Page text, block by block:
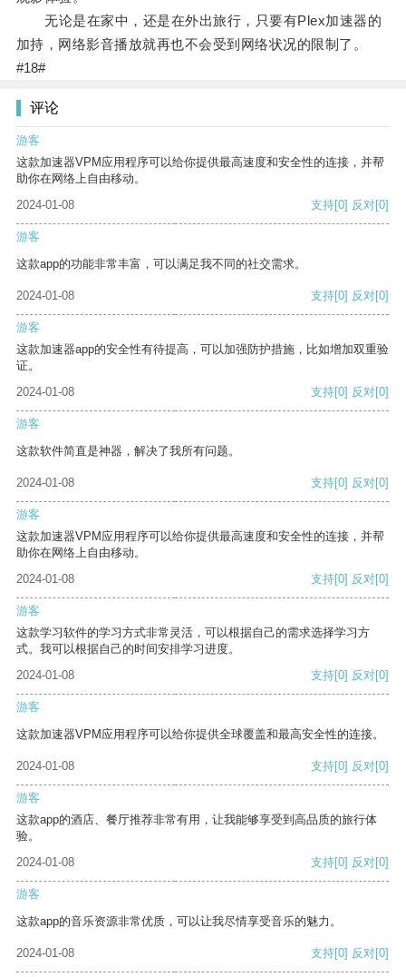
无论是在家中，还是在外出旅行，只要有Plex加速器的
加持，网络影音播放就再也不会受到网络状况的限制了。
#18#
评论
游客
这款加速器VPM应用程序可以给你提供最高速度和安全性的连接，并帮
助你在网络上自由移动。
2024-01-08
支持[0] 反对[0]
游客
这款app的功能非常丰富，可以满足我不同的社交需求。
2024-01-08 支持[0] 反对[0]
游客
这款加速器app的安全性有待提高，可以加强防护措施，比如增加双重验
证。
2024-01-08
支持[0] 反对[0]
游客
这款软件简直是神器，解决了我所有问题。
2024-01-08 支持[0] 反对[0]
游客
这款加速器VPM应用程序可以给你提供最高速度和安全性的连接，并帮
助你在网络上自由移动。
2024-01-08
支持[0] 反对[0]
游客
这款学习软件的学习方式非常灵活，可以根据自己的需求选择学习方
式。我可以根据自己的时间安排学习进度。
2024-01-08
支持[0] 反对[0]
游客
这款加速器VPM应用程序可以给你提供全球覆盖和最高安全性的连接。
2024-01-08 支持[0] 反对[0]
游客
这款app的酒店、餐厅推荐非常有用，让我能够享受到高品质的旅行体
验。
2024-01-08
支持[0] 反对[0]
游客
这款app的音乐资源非常优质，可以让我尽情享受音乐的魅力。
2024-01-08 支持[0] 反对[0]